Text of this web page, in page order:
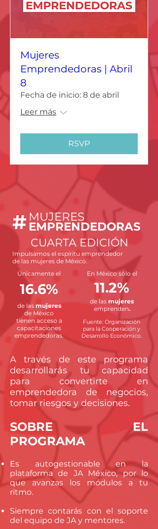
Mujeres
Emprendedoras | Abril
8
Fecha de inicio: 8 de abril
Leer más
RSVP
MUJERES
EMPRENDEDORAS
#
CUARTA EDICIÓN
Impulsamos el espíritu emprendedor
de las mujeres de México.
Únicamente el
16.6%
de las mujeres
de México
tienen acceso a
capacitaciones
emprendedoras.
En México sólo el
11.2%
de las mujeres
emprenden.
Fuente: Organización
para la Cooperación y
Desarrollo Económico.
A través de este programa
desarrollarás tu capacidad
para convertirte en
emprendedora de negocios,
tomar riesgos y decisiones.
SOBRE EL
PROGRAMA
Es autogestionable en la
plataforma de JA México, por lo
que avanzas los módulos a tu
ritmo.
Siempre contarás con el soporte
del equipo de JA y mentores.